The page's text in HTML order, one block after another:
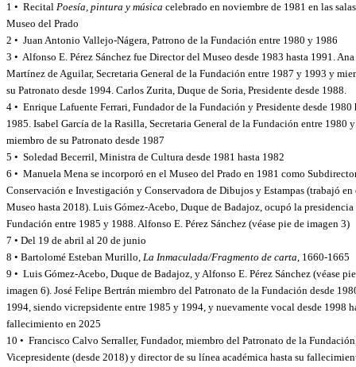
1 • Recital Poesía, pintura y música celebrado en noviembre de 1981 en las
Museo del Prado
2 • Juan Antonio Vallejo-Nágera, Patrono de la Fundación entre 1980 y 1986
3 • Alfonso E. Pérez Sánchez fue Director del Museo desde 1983 hasta 1991. Ana
Martínez de Aguilar, Secretaria General de la Fundación entre 1987 y 1993 y
su Patronato desde 1994. Carlos Zurita, Duque de Soria, Presidente desde 1988.
4 • Enrique Lafuente Ferrari, Fundador de la Fundación y Presidente desde 1980
1985. Isabel García de la Rasilla, Secretaria General de la Fundación entre 1980
miembro de su Patronato desde 1987
5 • Soledad Becerril, Ministra de Cultura desde 1981 hasta 1982
6 • Manuela Mena se incorporó en el Museo del Prado en 1981 como
Conservación e Investigación y Conservadora de Dibujos y Estampas (trabajó en
Museo hasta 2018). Luis Gómez-Acebo, Duque de Badajoz, ocupó la presidencia
Fundación entre 1985 y 1988. Alfonso E. Pérez Sánchez (véase pie de imagen 3)
7 • Del 19 de abril al 20 de junio
8 • Bartolomé Esteban Murillo, La Inmaculada/Fragmento de carta, 1660-1665
9 • Luis Gómez-Acebo, Duque de Badajoz, y Alfonso E. Pérez Sánchez (véase
imagen 6). José Felipe Bertrán miembro del Patronato de la Fundación desde
1994, siendo vicrepsidente entre 1985 y 1994, y nuevamente vocal desde 1998
fallecimiento en 2025
10 • Francisco Calvo Serraller, Fundador, miembro del Patronato de la
Vicepresidente (desde 2018) y director de su línea académica hasta su